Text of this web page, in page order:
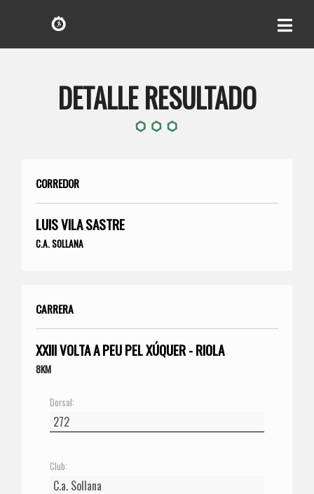
DETALLE RESULTADO
CORREDOR
LUIS VILA SASTRE
C.A. SOLLANA
CARRERA
XXIII VOLTA A PEU PEL XÚQUER - RIOLA
8KM
Dorsal:
Club: